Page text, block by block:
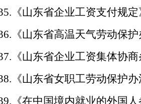
《山东省企业工资支付规定
《山东省高温天气劳动保护
《山东省企业工资集体协商
《山东省女职工劳动保护办
《在中国境内就业的外国人